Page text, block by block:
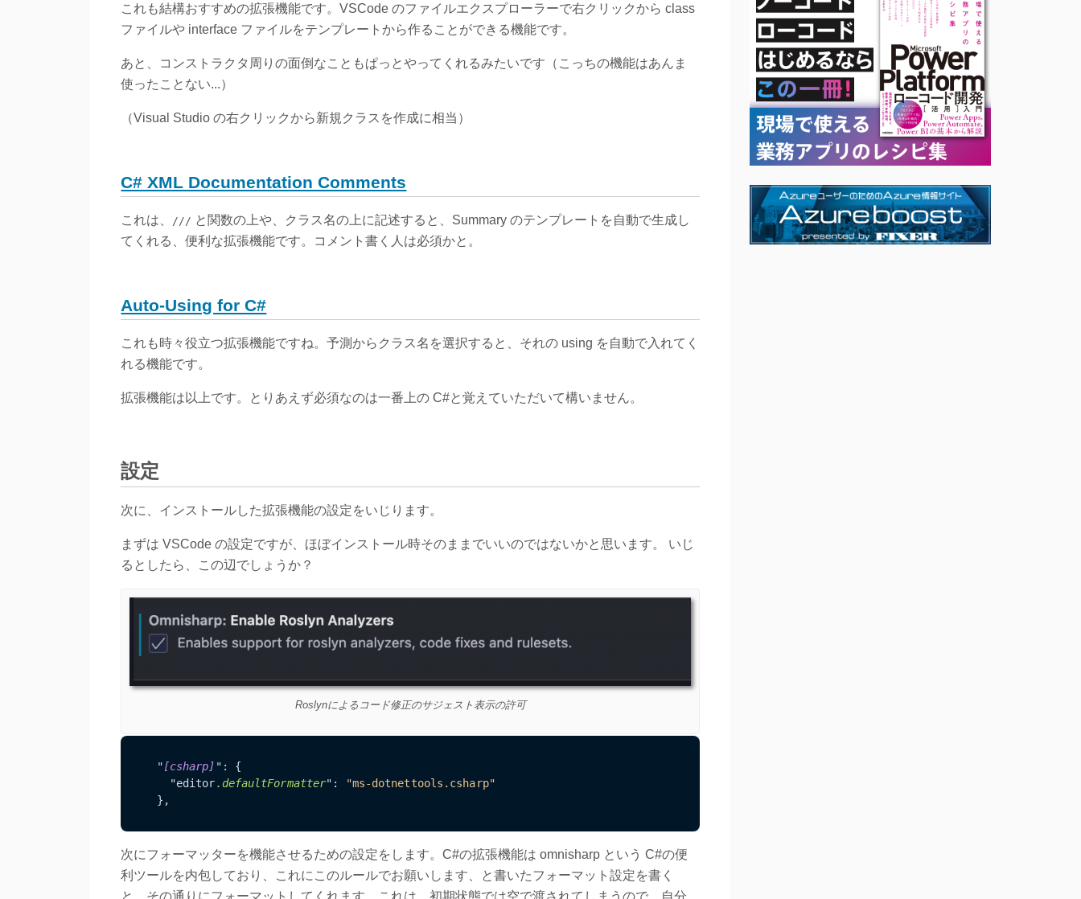
これも結構おすすめの拡張機能です。VSCode のファイルエクスプローラーで右クリックから class
ファイルや interface ファイルをテンプレートから作ることができる機能です。
あと、コンストラクタ周りの面倒なこともぱっとやってくれるみたいです（こっちの機能はあんま
使ったことない...）
（Visual Studio の右クリックから新規クラスを作成に相当）
C# XML Documentation Comments
これは、 /// と関数の上や、クラス名の上に記述すると、Summary のテンプレートを自動で生成し
てくれる、便利な拡張機能です。コメント書く人は必須かと。
Auto-Using for C#
これも時々役立つ拡張機能ですね。予測からクラス名を選択すると、それの using を自動で入れてく
れる機能です。
拡張機能は以上です。とりあえず必須なのは一番上の C#と覚えていただいて構いません。
設定
次に、インストールした拡張機能の設定をいじります。
まずは VSCode の設定ですが、ほぼインストール時そのままでいいのではないかと思います。 いじ
るとしたら、この辺でしょうか？
Roslynによるコード修正のサジェスト表示の許可
  "
[csharp] ": {
    "editor
.defaultFormatter":
"ms-dotnettools.csharp"
次にフォーマッターを機能させるための設定をします。C#の拡張機能は omnisharp という C#の便
利ツールを内包しており、これにこのルールでお願いします、と書いたフォーマット設定を書く